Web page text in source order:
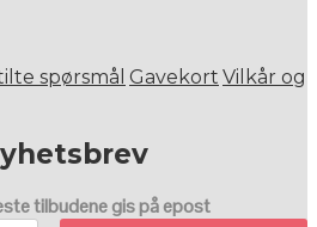
spørsmål Gavekort Vilkår og
tilbudene gis på epost